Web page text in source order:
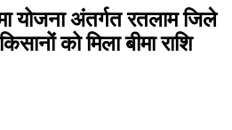
योजना अंतर्गत रतलाम जिले
को मिला बीमा राशि